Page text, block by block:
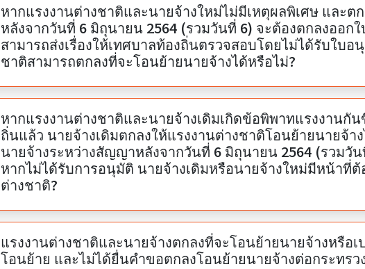
หากแรงงานต่างชาติและนายจ้างใหม่ไม่มีเหตุผลพิเศษ และ
หลังจากวันที่ 6 มิถุนายน 2564 (รวมวันที่ 6) จะต้องตกลงออกใบอนุญาตหรื
สามารถส่งเรื่องให้เทศบาลท้องถิ่นตรวจสอบโดยไม่ได้รับใบ
ชาติสามารถตกลงที่จะโอนย้ายนายจ้างได้หรือไม่?
หากแรงงานต่างชาติและนายจ้างเดิมเกิดข้อพิพาทแรงงานกั
ถิ่นแล้ว นายจ้างเดิมตกลงให้แรงงานต่างชาติโอนย้ายนายจ้า
นายจ้างระหว่างสัญญาหลังจากวันที่ 6 มิถุนายน 2564 (รวมวั
หากไม่ได้รับการอนุมัติ นายจ้างเดิมหรือนายจ้างใหม่มีหน้าที่
ต่างชาติ?
แรงงานต่างชาติและนายจ้างตกลงที่จะโอนย้ายนายจ้างหรือ
โอนย้าย และไม่ได้ยื่นคำขอตกลงโอนย้ายนายจ้างต่อกระทรว